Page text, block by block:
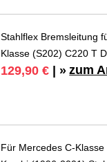
Stahlflex Bremsleitung
Klasse (S202) C220 T
129,90 € | » zum
Für Mercedes C-